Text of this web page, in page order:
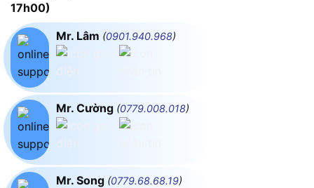
17h00)
Mr. Lâm (0901.940.968)
Mr. Cường (0779.008.018)
Mr. Song (0779.68.68.19)